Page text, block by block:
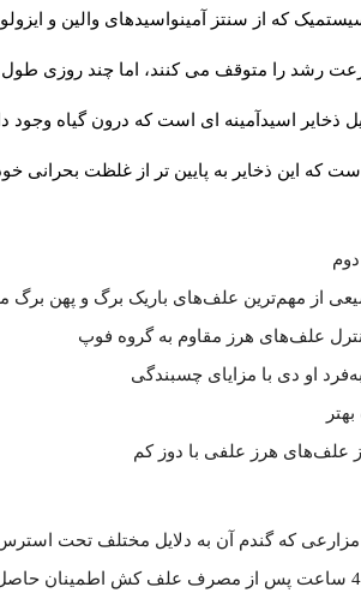
که از سنتز آمینواسیدهای والین و
رشد را متوقف می کنند، اما چند روزی طول
ذخایر اسیدآمینه ای است که درون گیاه
که این ذخایر به پایین تر از غلظت بحرانی
از مهم‌ترین علف‌های باریک برگ و پهن برگ
علف‌های هرز مقاوم به گروه فوپ
او دی با مزایای چسبندگی
علف‌های هرز علفی با دوز کم
که گندم آن به دلایل مختلف تحت